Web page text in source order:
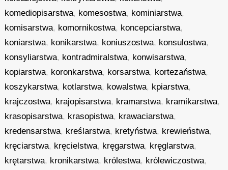
komediopisarstwa, komesostwa, kominiarstwa,
komisarstwa, komornikostwa, koncepciarstwa,
koniarstwa, konikarstwa, koniuszostwa, konsulostwa,
konsyliarstwa, kontradmiralstwa, konwisarstwa,
kopiarstwa, koronkarstwa, korsarstwa, kortezaństwa,
koszykarstwa, kotlarstwa, kowalstwa, kpiarstwa,
krajczostwa, krajopisarstwa, kramarstwa, kramikarstwa,
krasopisarstwa, krasopistwa, krawaciarstwa,
kredensarstwa, kreślarstwa, kretyństwa, krewieństwa,
kręciarstwa, kręcielstwa, kręgarstwa, kręglarstwa,
krętarstwa, kronikarstwa, królestwa, królewiczostwa,